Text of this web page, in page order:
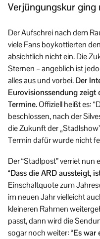
Verjüngungskur ging
Der Aufschrei nach dem
viele Fans boykottierten
absichtlich nicht ein. Die
Sternen – angeblich ist
alles aus und vorbei.Der
Eurovisionssendung zeigt
Termine.Offiziell heißt es:
beschlossen, nach der
die Zukunft der
Termin dafür wurde nicht
Der “Stadlpost” verriet
“Dass die ARD aussteigt,
Einschaltquote zum
im neuen Jahr vielleicht
kleineren Rahmen
passt, dann wird die
sogar noch weiter: “Es war